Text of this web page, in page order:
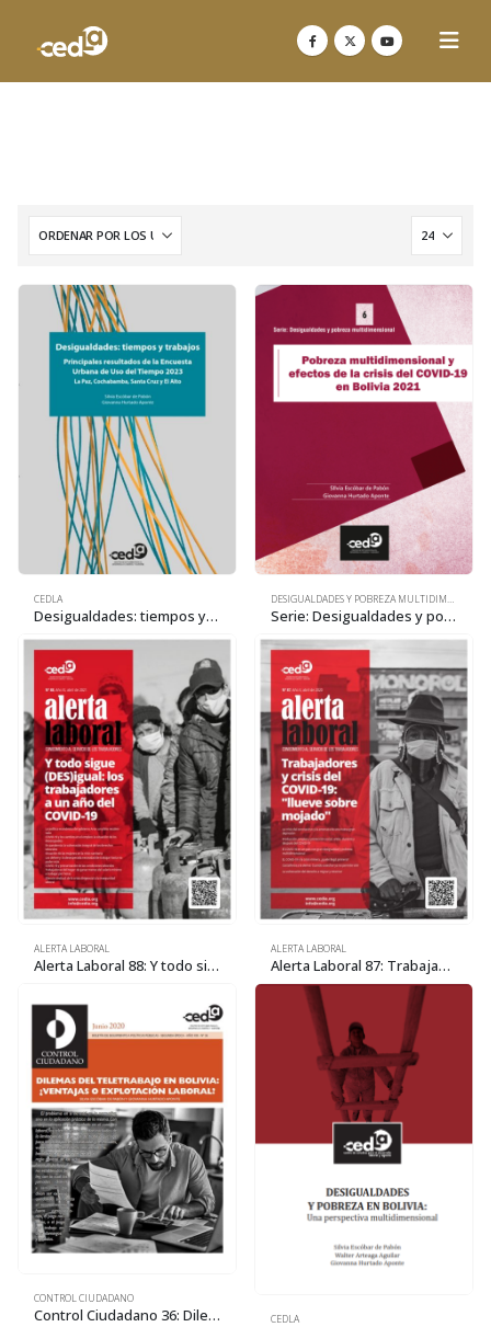
CEDLA
Desigualdades: tiempos y trabajos. Principales resultados de la Encuesta Urbana de Uso del Tiempo 2023. La Paz, Cochabamba, Santa Cruz y El Alto
DESIGUALDADES Y POBREZA MULTIDIMENSIONAL
Serie: Desigualdades y pobreza multidimensional. Pobreza multidimensional y efectos de la crisis del COVID-19 en Bolivia 2021
ALERTA LABORAL
Alerta Laboral 88: Y todo sigue (DES)igual: los trabajadores a un año del COVID-19
ALERTA LABORAL
Alerta Laboral 87: Trabajadores y crisis del COVID-19: «llueve sobre mojado»
CONTROL CIUDADANO
Control Ciudadano 36: Dilemas del teletrabajo en Bolivia: ¿ventajas o explotación laboral? CEDLA